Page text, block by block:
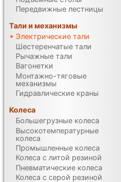
Передвижные лестницы
Тали и механизмы
Электрические тали
Шестеренчатые тали
Рычажные тали
Вагонетки
Монтажно-тяговые
механизмы
Гидравлические краны
Колеса
Большегрузные колеса
Высокотемпературные
колеса
Промышленные колеса
Колеса с литой резиной
Пневматические колеса
Колеса с серой резиной